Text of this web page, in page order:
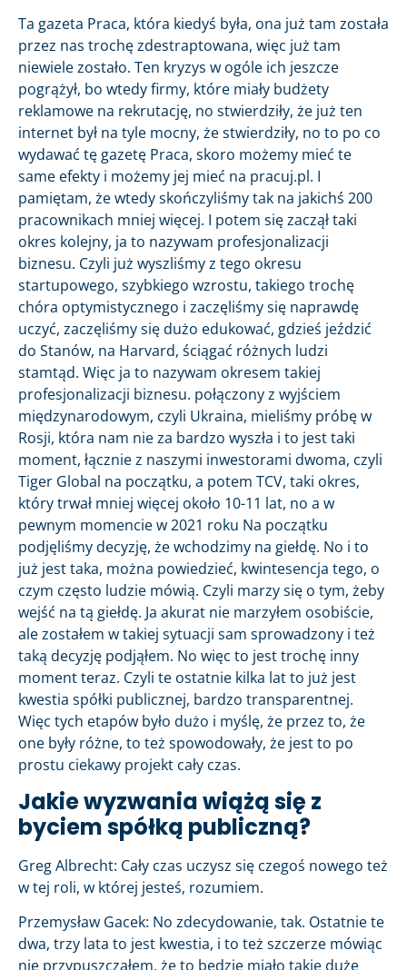
Ta gazeta Praca, która kiedyś była, ona już tam została
przez nas trochę zdestraptowana, więc już tam
niewiele zostało. Ten kryzys w ogóle ich jeszcze
pogrążył, bo wtedy firmy, które miały budżety
reklamowe na rekrutację, no stwierdziły, że już ten
internet był na tyle mocny, że stwierdziły, no to po co
wydawać tę gazetę Praca, skoro możemy mieć te
same efekty i możemy jej mieć na pracuj.pl. I
pamiętam, że wtedy skończyliśmy tak na jakichś 200
pracownikach mniej więcej. I potem się zaczął taki
okres kolejny, ja to nazywam profesjonalizacji
biznesu. Czyli już wyszliśmy z tego okresu
startupowego, szybkiego wzrostu, takiego trochę
chóra optymistycznego i zaczęliśmy się naprawdę
uczyć, zaczęliśmy się dużo edukować, gdzieś jeździć
do Stanów, na Harvard, ściągać różnych ludzi
stamtąd. Więc ja to nazywam okresem takiej
profesjonalizacji biznesu. połączony z wyjściem
międzynarodowym, czyli Ukraina, mieliśmy próbę w
Rosji, która nam nie za bardzo wyszła i to jest taki
moment, łącznie z naszymi inwestorami dwoma, czyli
Tiger Global na początku, a potem TCV, taki okres,
który trwał mniej więcej około 10-11 lat, no a w
pewnym momencie w 2021 roku Na początku
podjęliśmy decyzję, że wchodzimy na giełdę. No i to
już jest taka, można powiedzieć, kwintesencja tego, o
czym często ludzie mówią. Czyli marzy się o tym, żeby
wejść na tą giełdę. Ja akurat nie marzyłem osobiście,
ale zostałem w takiej sytuacji sam sprowadzony i też
taką decyzję podjąłem. No więc to jest trochę inny
moment teraz. Czyli te ostatnie kilka lat to już jest
kwestia spółki publicznej, bardzo transparentnej.
Więc tych etapów było dużo i myślę, że przez to, że
one były różne, to też spowodowały, że jest to po
prostu ciekawy projekt cały czas.
Jakie wyzwania wiążą się z
byciem spółką publiczną?
Greg Albrecht: Cały czas uczysz się czegoś nowego też
w tej roli, w której jesteś, rozumiem.
Przemysław Gacek: No zdecydowanie, tak. Ostatnie te
dwa, trzy lata to jest kwestia, i to też szczerze mówiąc
nie przypuszczałem, że to będzie miało takie duże